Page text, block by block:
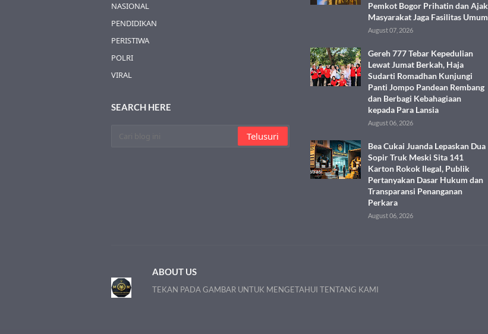
NASIONAL
PENDIDIKAN
PERISTIWA
POLRI
VIRAL
SEARCH HERE
Pemkot Bogor Prihatin dan Ajak
Masyarakat Jaga Fasilitas Umum
August 07, 2026
Gereh 777 Tebar Kepedulian
Lewat Jumat Berkah, Haja
Sudarti Romadhan Kunjungi
Panti Jompo Pandean Rembang
dan Berbagi Kebahagiaan
kepada Para Lansia
August 06, 2026
Bea Cukai Juanda Lepaskan Dua
Sopir Truk Meski Sita 141
Karton Rokok Ilegal, Publik
Pertanyakan Dasar Hukum dan
Transparansi Penanganan
Perkara
August 06, 2026
ABOUT US
TEKAN PADA GAMBAR UNTUK MENGETAHUI TENTANG KAMI